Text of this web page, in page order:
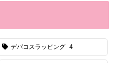
デパコスラッピング 4